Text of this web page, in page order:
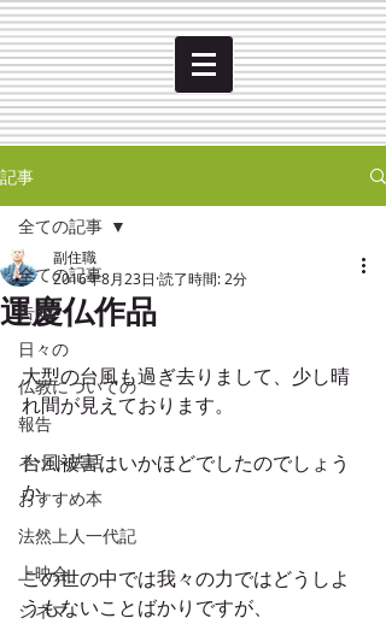
記事
全ての記事
告知
日々の
仏教についての
報告
ネット法話
おすすめ本
法然上人一代記
上映会
シネマ
全ての記事
運慶仏作品
副住職
2016年8月23日 読了時間: 2分
大型の台風も過ぎ去りまして、少し晴
れ間が見えております。
台風被害はいかほどでしたのでしょう
か。
この世の中では我々の力ではどうしよ
うもないことばかりですが、